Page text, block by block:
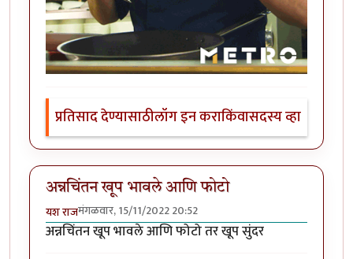
प्रतिसाद देण्यासाठीलॉग इन कराकिंवासदस्य व्हा
अन्नचिंतन खूप भावले आणि फोटो
यश राजमंगळवार, 15/11/2022 20:52
अन्नचिंतन खूप भावले आणि फोटो तर खूप सुंदर